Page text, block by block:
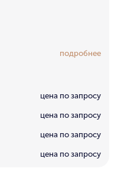
подробнее
цена по запросу
цена по запросу
цена по запросу
цена по запросу